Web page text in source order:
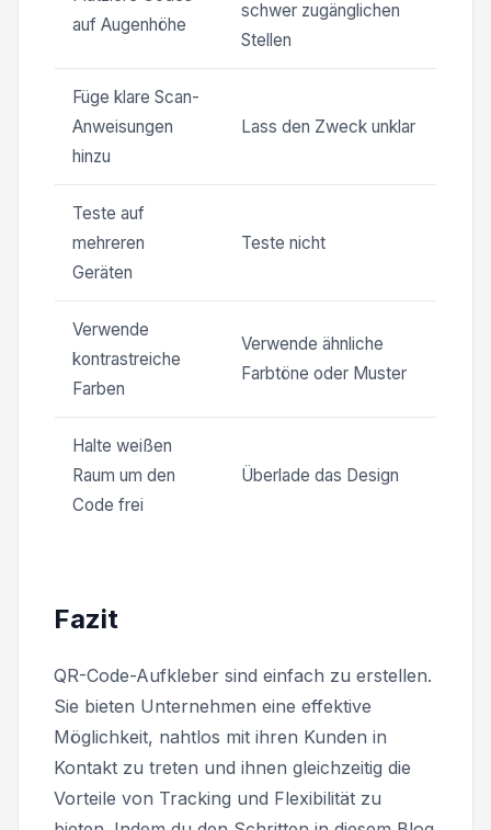
auf Augenhöhe
schwer zugänglichen
Stellen
Füge klare Scan-
Anweisungen
hinzu
Lass den Zweck unklar
Teste auf
mehreren
Geräten
Teste nicht
Verwende
kontrastreiche
Farben
Verwende ähnliche
Farbtöne oder Muster
Halte weißen
Raum um den
Code frei
Überlade das Design
Fazit
QR-Code-Aufkleber sind einfach zu erstellen.
Sie bieten Unternehmen eine effektive
Möglichkeit, nahtlos mit ihren Kunden in
Kontakt zu treten und ihnen gleichzeitig die
Vorteile von Tracking und Flexibilität zu